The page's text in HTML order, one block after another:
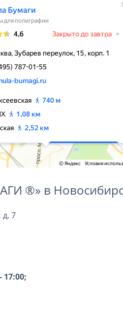
®» в
д. 7
17:00;